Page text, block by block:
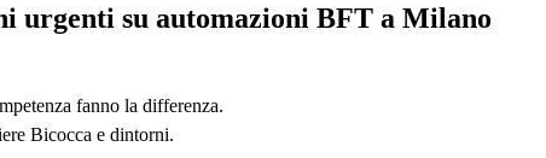
urgenti su automazioni BFT a Milano
fanno la differenza.
Bicocca e dintorni.